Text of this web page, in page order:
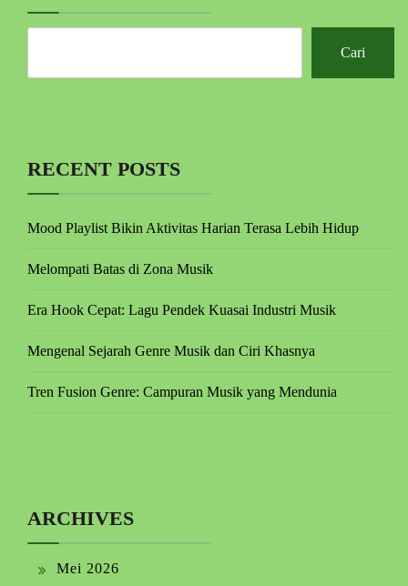
Cari
RECENT POSTS
Mood Playlist Bikin Aktivitas Harian Terasa Lebih Hidup
Melompati Batas di Zona Musik
Era Hook Cepat: Lagu Pendek Kuasai Industri Musik
Mengenal Sejarah Genre Musik dan Ciri Khasnya
Tren Fusion Genre: Campuran Musik yang Mendunia
ARCHIVES
Mei 2026